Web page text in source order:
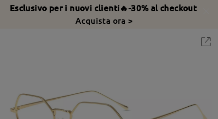
Esclusivo per i nuovi clienti🔥-30% al checkout
Acquista ora >